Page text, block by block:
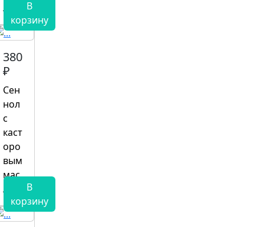
ле
В
корзину
380
₽
Сен
нол
с
каст
оро
вым
мас
лом
В
корзину